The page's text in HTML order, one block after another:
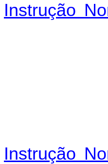
Instrução
Instrução